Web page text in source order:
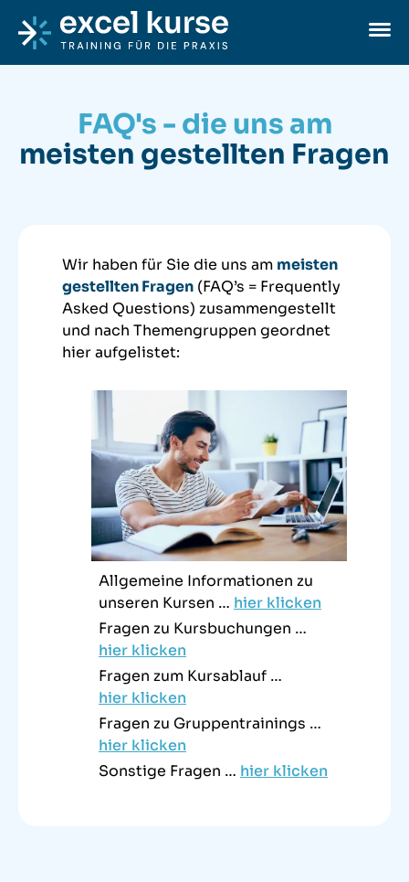
Excel-Kurse
FAQ's - die uns am
meisten gestellten Fragen
Wir haben für Sie die uns am meisten
gestellten Fragen (FAQ’s = Frequently
Asked Questions) zusammengestellt
und nach Themengruppen geordnet
hier aufgelistet:
Allgemeine Informationen zu
unseren Kursen … hier klicken
Fragen zu Kursbuchungen …
hier klicken
Fragen zum Kursablauf …
hier klicken
Fragen zu Gruppentrainings …
hier klicken
Sonstige Fragen … hier klicken